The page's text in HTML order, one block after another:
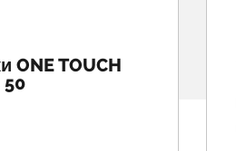
ONE TOUCH
50